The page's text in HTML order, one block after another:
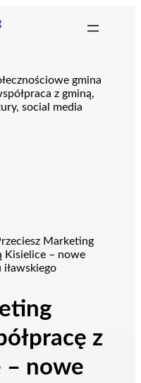
Marketing
Kisielice – nowe
z
– nowe